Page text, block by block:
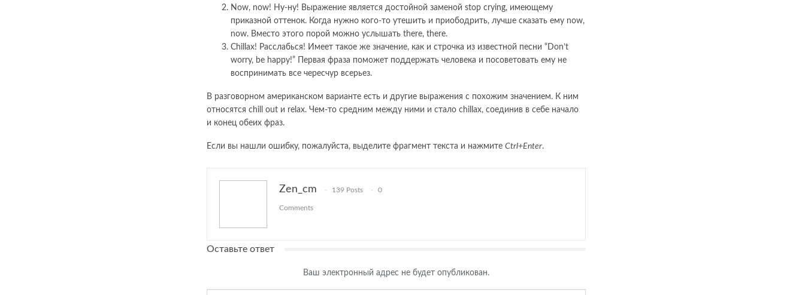
Now, now! Ну-ну! Выражение является достойной заменой stop crying, имеющему
приказной оттенок. Когда нужно кого-то утешить и приободрить, лучше сказать ему now,
now. Вместо этого порой можно услышать there, there.
Chillax! Расслабься! Имеет такое же значение, как и строчка из известной песни “Don’t
worry, be happy!” Первая фраза поможет поддержать человека и посоветовать ему не
воспринимать все чересчур всерьез.
В разговорном американском варианте есть и другие выражения с похожим значением. К ним
относятся chill out и relax. Чем-то средним между ними и стало chillax, соединив в себе начало
и конец обеих фраз.
Если вы нашли ошибку, пожалуйста, выделите фрагмент текста и нажмите Ctrl+Enter.
Zen_cm 139 Posts 0
Comments
Оставьте ответ
Ваш электронный адрес не будет опубликован.